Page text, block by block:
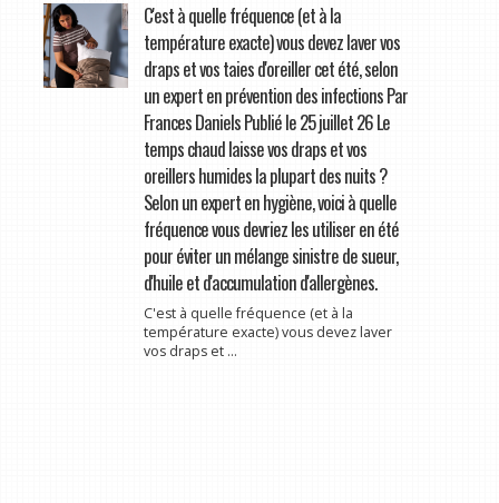
C'est à quelle fréquence (et à la
température exacte) vous devez laver vos
draps et vos taies d'oreiller cet été, selon
un expert en prévention des infections Par
Frances Daniels Publié le 25 juillet 26 Le
temps chaud laisse vos draps et vos
oreillers humides la plupart des nuits ?
Selon un expert en hygiène, voici à quelle
fréquence vous devriez les utiliser en été
pour éviter un mélange sinistre de sueur,
d'huile et d'accumulation d'allergènes.
C'est à quelle fréquence (et à la
température exacte) vous devez laver
vos draps et ...